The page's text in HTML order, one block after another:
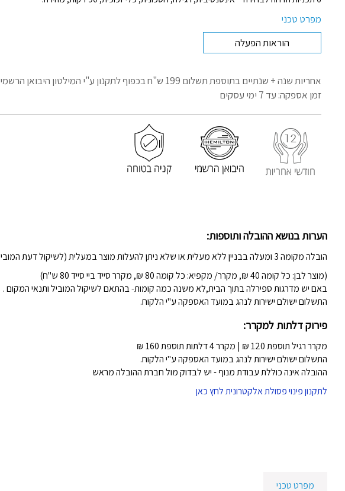
מפרט טכני
הוראות הפעלה
אחריות שנה + שנתיים בתוספת תשלום 199 ש"ח בכפוף לתקנון
ע"י המילטון היבואן הרשמי
זמן אספקה: עד 7 ימי עסקים
הערות בנושא ההובלה ותוספות:
הובלה מקומה 3 ומעלה בבניין ללא מעלית או שלא ניתן להעלות מוצר במעלית (לשיקול דעת המוביל)-
(מוצר לבן: כל קומה 40 ₪, מקרר/ מקפיא: כל קומה 80 ₪, מקרר סייד ביי סייד 80 ש"ח)
באם יש מדרגות ספירלה בתוך הבית,לא משנה כמה קומות- בהתאם לשיקול המוביל ותנאי המקום .
התשלום ישולם ישירות לנהג במועד האספקה ע"י הלקוח.
פירוק דלתות למקרר:
מקרר רגיל תוספת 120 ₪ | מקרר 4 דלתות תוספת 160 ₪
התשלום ישולם ישירות לנהג במועד האספקה ע"י הלקוח.
ההובלה אינה כוללת עבודת מנוף - יש לבדוק מול חברת ההובלה מראש
לתקנון פינוי פסולת אלקטרונית לחץ כאן
מפרט טכני